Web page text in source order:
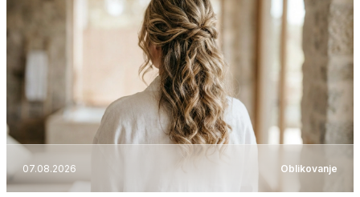
07.08.2026 Oblikovanje